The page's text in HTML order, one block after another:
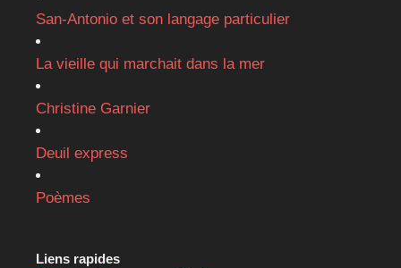
San-Antonio et son langage particulier
La vieille qui marchait dans la mer
Christine Garnier
Deuil express
Poèmes
Liens rapides